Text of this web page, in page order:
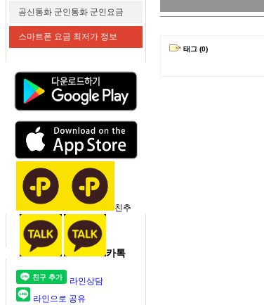
곰신통화 군인통화 군인요금
스마트폰 요금 최저가 정보
친추
카톡
라인상담
라인으로 공유
태그 (0)